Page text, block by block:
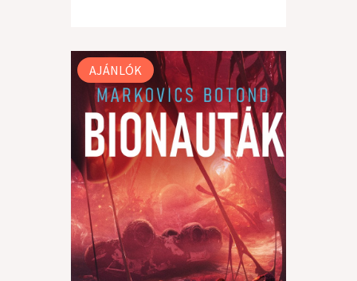
AJÁNLÓK